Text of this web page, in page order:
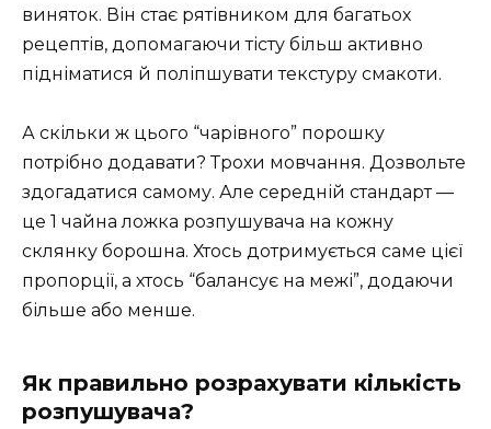
виняток. Він стає рятівником для багатьох
рецептів, допомагаючи тісту більш активно
підніматися й поліпшувати текстуру смакоти.
А скільки ж цього “чарівного” порошку
потрібно додавати? Трохи мовчання. Дозвольте
здогадатися самому. Але середній стандарт —
це 1 чайна ложка розпушувача на кожну
склянку борошна. Хтось дотримується саме цієї
пропорції, а хтось “балансує на межі”, додаючи
більше або менше.
Як правильно розрахувати кількість
розпушувача?